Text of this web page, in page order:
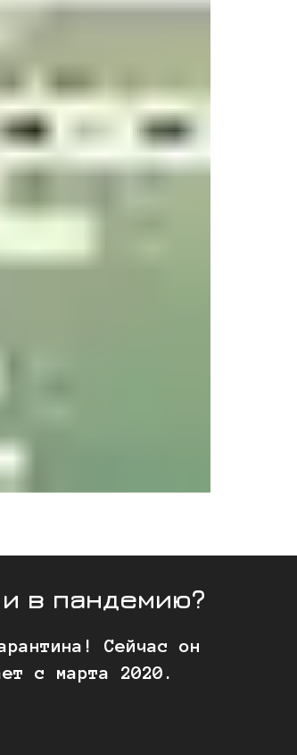
в пандемию?
Сейчас он
с марта 2020.